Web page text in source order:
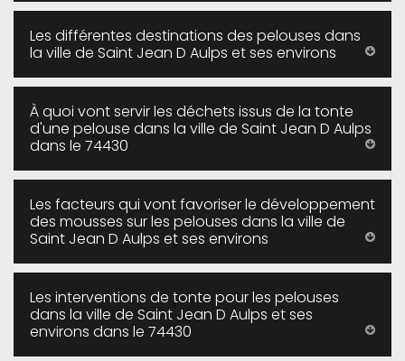
Les différentes destinations des pelouses dans
la ville de Saint Jean D Aulps et ses environs
À quoi vont servir les déchets issus de la tonte
d'une pelouse dans la ville de Saint Jean D Aulps
dans le 74430
Les facteurs qui vont favoriser le développement
des mousses sur les pelouses dans la ville de
Saint Jean D Aulps et ses environs
Les interventions de tonte pour les pelouses
dans la ville de Saint Jean D Aulps et ses
environs dans le 74430